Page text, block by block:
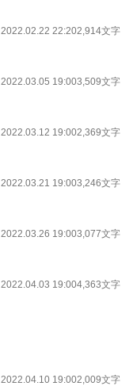
2022.02.22 22:202,914文字
2022.03.05 19:003,509文字
2022.03.12 19:002,369文字
2022.03.21 19:003,246文字
2022.03.26 19:003,077文字
2022.04.03 19:004,363文字
2022.04.10 19:002,009文字